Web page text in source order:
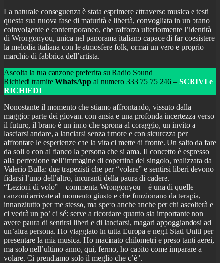
La naturale conseguenza è stata esprimere attraverso musica e testi
questa sua nuova fase di maturità e libertà, convogliata in un brano
coinvolgente e contemporaneo, che rafforza ulteriormente l’identità
di Wrongonyou, unica nel panorama italiano capace di far coesistere
la melodia italiana con le atmosfere folk, ormai un vero e proprio
marchio di fabbrica dell’artista.
Ascolta la tua canzone preferita su Radio Sound
Richiedi tramite WhatsApp al numero 333 75 75 246 – SCRIVI e
RICHIEDI
Nonostante il momento che stiamo affrontando, vissuto dalla
maggior parte dei giovani con ansia e una profonda incertezza verso
il futuro, il brano è un inno che sprona al coraggio, un invito a
lasciarsi andare, a lanciarsi senza timore e con sicurezza per
affrontare le esperienze che la vita ci mette di fronte. Un salto da fare
da soli o con al fianco la persona che si ama. Il concetto è espresso
alla perfezione nell’immagine di copertina del singolo, realizzata da
Valerio Bulla: due trapezisti che per “volare” e sentirsi liberi devono
fidarsi l’uno dell’altro, incuranti della paura di cadere.
“Lezioni di volo” – commenta Wrongonyou – è una di quelle
canzoni arrivate al momento giusto e che funzionano da terapia,
innanzitutto per me stesso, ma spero anche anche per chi ascolterà e
ci vedrà un po’ di sé: serve a ricordare quanto sia importante non
avere paura di sentirsi liberi e di lanciarsi, magari appoggiandosi ad
un’altra persona. Ho viaggiato in tutta Europa e negli Stati Uniti per
presentare la mia musica. Ho macinato chilometri e preso tanti aerei,
ma solo nell’ultimo anno, qui, fermo, ho capito come imparare a
volare. Ci prendiamo solo il meglio che c’è”.